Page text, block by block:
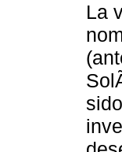
La